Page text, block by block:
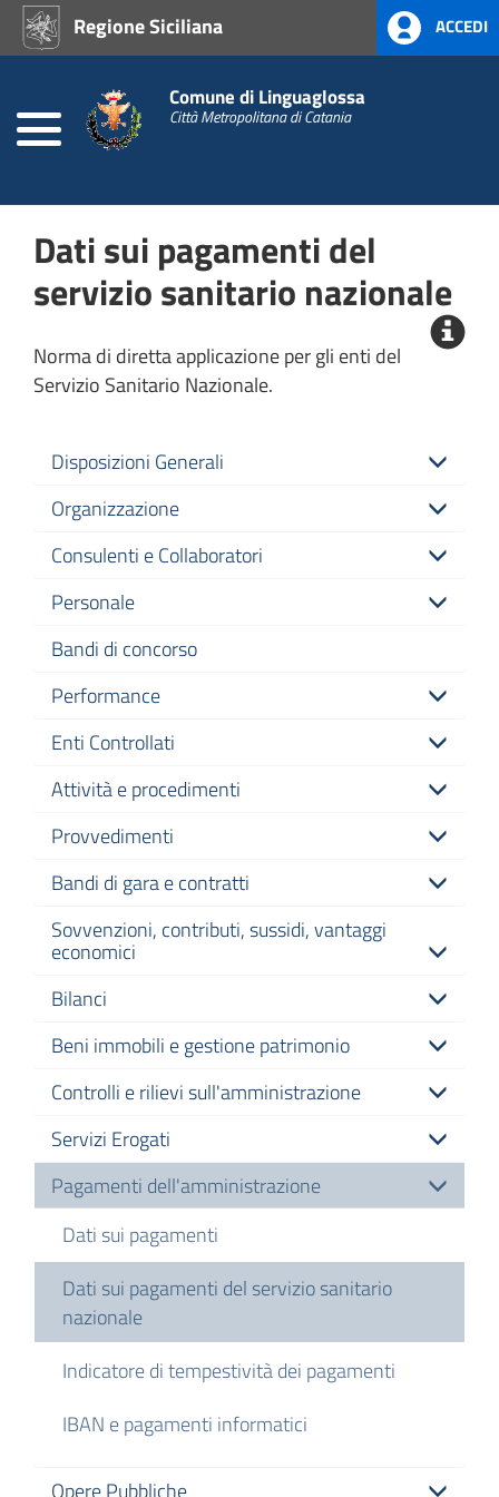
Regione Siciliana ACCEDI
Comune di Linguaglossa
Città Metropolitana di Catania
Home
Amministrativi
(L.R.
Prevenzione
alla
Corruzione
L.
Consigli
Commissioni
Consiliari
L.R.
30/2000
Trasparente
Spese
Consiglieri
L.R.
30/2000
Dati sui pagamenti del
servizio sanitario nazionale
Norma di diretta applicazione per gli enti del
Servizio Sanitario Nazionale.
Disposizioni Generali
Organizzazione
Consulenti e Collaboratori
Personale
Bandi di concorso
Performance
Enti Controllati
Attività e procedimenti
Provvedimenti
Bandi di gara e contratti
Sovvenzioni, contributi, sussidi, vantaggi
economici
Bilanci
Beni immobili e gestione patrimonio
Controlli e rilievi sull'amministrazione
Servizi Erogati
Pagamenti dell'amministrazione
Dati sui pagamenti
Dati sui pagamenti del servizio sanitario
nazionale
Indicatore di tempestività dei pagamenti
IBAN e pagamenti informatici
Opere Pubbliche